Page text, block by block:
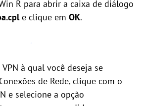
R para abrir a caixa de diálogo
e clique em OK.
à qual você deseja se
de Rede, clique com o
e selecione a opção